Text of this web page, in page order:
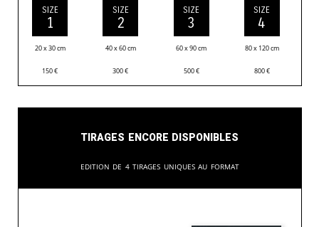
SIZE
1
20 x 30 cm
150€
SIZE
2
40 x 60 cm
300€
SIZE
3
60 x 90 cm
500€
SIZE
4
80 x 120 cm
800€
Tirages encore disponibles
Edition de 4 tirages uniques au format